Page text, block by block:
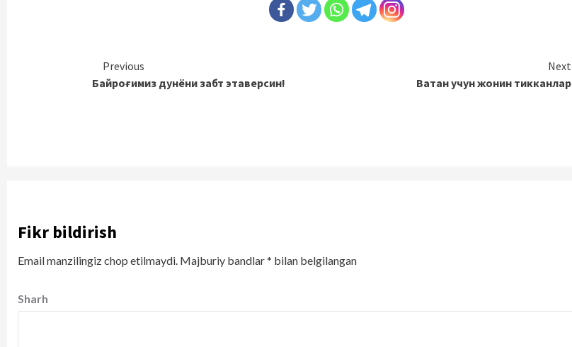
Continue
Reading
Previous
Байроғимиз дунёни забт этаверсин!
Next
Ватан учун жонин тикканлар
Fikr bildirish
Email manzilingiz chop etilmaydi. Majburiy bandlar* bilan belgilangan
Sharh